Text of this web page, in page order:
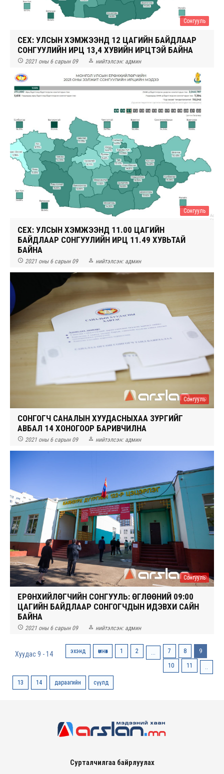
Сонгууль
СЕХ: УЛСЫН ХЭМЖЭЭНД 12 ЦАГИЙН БАЙДЛААР
СОНГУУЛИЙН ИРЦ 13,4 ХУВИЙН ИРЦТЭЙ БАЙНА
 2021 оны 6 сарын 09  нийтэлсэн: админ
Сонгууль
СЕХ: УЛСЫН ХЭМЖЭЭНД 11.00 ЦАГИЙН
БАЙДЛААР СОНГУУЛИЙН ИРЦ 11.49 ХУВЬТАЙ
БАЙНА
 2021 оны 6 сарын 09  нийтэлсэн: админ
Сонгууль
СОНГОГЧ САНАЛЫН ХУУДАСНЫХАА ЗУРГИЙГ
АВБАЛ 14 ХОНОГООР БАРИВЧИЛНА
 2021 оны 6 сарын 09  нийтэлсэн: админ
Сонгууль
ЕРӨНХИЙЛӨГЧИЙН СОНГУУЛЬ: ӨГЛӨӨНИЙ 09:00
ЦАГИЙН БАЙДЛААР СОНГОГЧДЫН ИДЭВХИ САЙН
БАЙНА
 2021 оны 6 сарын 09  нийтэлсэн: админ
Хуудас 9 - 14 эхэнд өмнөх 1 2 ... 7 8 9
10 11 ..
13 14 дараагийн сүүлд
Сурталчилгаа байрлуулах